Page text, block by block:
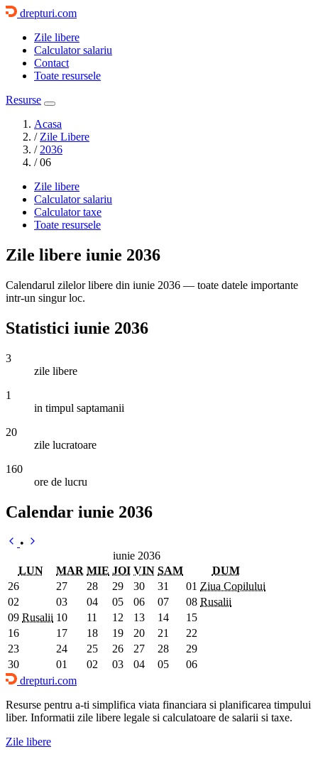
drepturi.com
Zile libere
Calculator salariu
Contact
Toate resursele
Resurse
Acasa
/ Zile Libere
/ 2036
/ 06
Zile libere
Calculator salariu
Calculator taxe
Toate resursele
Zile libere iunie 2036
Calendarul zilelor libere din iunie 2036 — toate datele importante
intr-un singur loc.
Statistici iunie 2036
3
zile libere
1
in timpul saptamanii
20
zile lucratoare
160
ore de lucru
Calendar iunie 2036
•
iunie 2036
LUN
MAR MIE JOI VIN SAM
DUM
26
27 28 29 30 31 01 Ziua Copilului
02
03 04 05 06 07 08 Rusalii
09 Rusalii 10 11 12 13 14
15
16
17 18 19 20 21
22
23
24 25 26 27 28
29
30
01 02 03 04 05
06
drepturi.com
Resurse pentru a-ti simplifica viata financiara si planificarea timpului
liber. Informatii zile libere legale si calculatoare de salarii si taxe.
Zile libere